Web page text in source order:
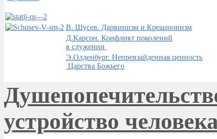
В. Шусев. Дарвинизм и Креационизм
Д.Карсон. Конфликт поколений
в служении
Э.Олденбург. Непревзайденная ценность
Царства Божьего
устройство